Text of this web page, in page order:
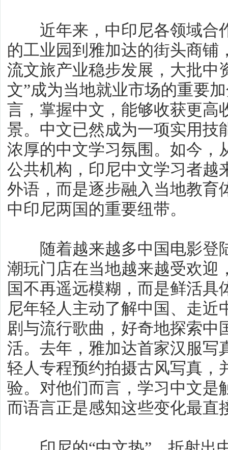
近年来，中印尼各领域合
的工业园到雅加达的街头商铺
流文旅产业稳步发展，大批中
文”成为当地就业市场的重要
言，掌握中文，能够收获更高
景。中文已然成为一项实用技
浓厚的中文学习氛围。如今，
公共机构，印尼中文学习者越
外语，而是逐步融入当地教育
中印尼两国的重要纽带。
随着越来越多中国电影登
潮玩门店在当地越来越受欢迎
国不再遥远模糊，而是鲜活具
尼年轻人主动了解中国、走近
剧与流行歌曲，好奇地探索中
活。去年，雅加达首家汉服写
轻人专程预约拍摄古风写真，
验。对他们而言，学习中文是
而语言正是感知这些变化最直